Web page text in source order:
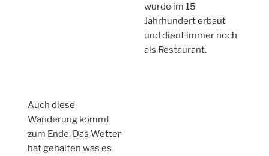
wurde im 15
Jahrhundert erbaut
und dient immer noch
als Restaurant.
Auch diese
Wanderung kommt
zum Ende. Das Wetter
hat gehalten was es